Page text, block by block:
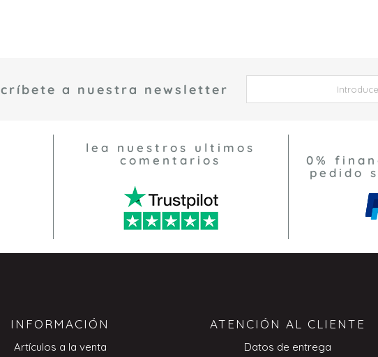
a nuestra newsletter
lea nuestros ultimos
comentarios
0%
pedido
INFORMACIÓN
Artículos a la venta
ATENCIÓN AL CLIENTE
Datos de entrega